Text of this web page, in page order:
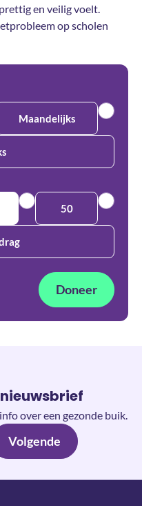
en veilig voelt.
op scholen
Maandelijks
50
Doneer
over een gezonde buik.
Volgende